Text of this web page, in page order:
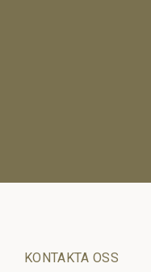
KONTAKTA OSS